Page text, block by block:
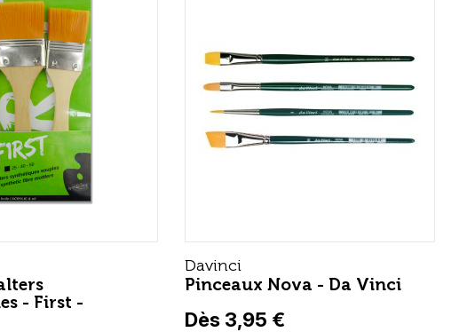
- First -
Davinci
Pinceaux Nova - Da Vinci
Dès 3,95 €